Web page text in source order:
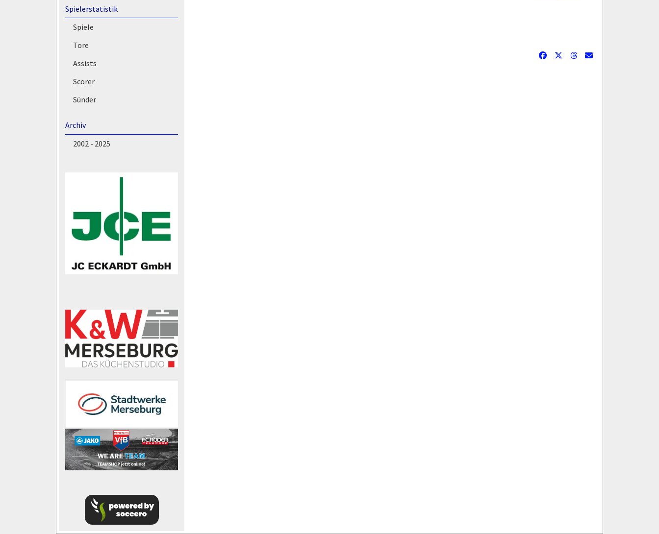
Spielerstatistik
Spiele
Tore
Assists
Scorer
Sünder
Archiv
2002 - 2025